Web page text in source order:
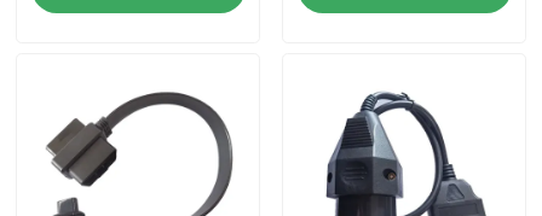
Кабель соединителя OBD2
Удлинительный кабель OBD2